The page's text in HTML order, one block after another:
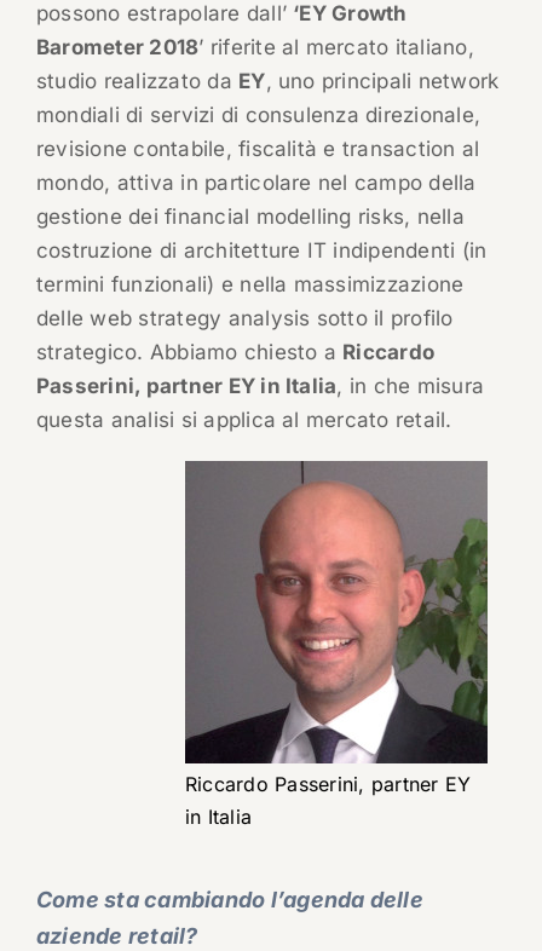
possono estrapolare dall’ ‘EY Growth
Barometer 2018’ riferite al mercato italiano,
studio realizzato da EY, uno principali network
mondiali di servizi di consulenza direzionale,
revisione contabile, fiscalità e transaction al
mondo, attiva in particolare nel campo della
gestione dei financial modelling risks, nella
costruzione di architetture IT indipendenti (in
termini funzionali) e nella massimizzazione
delle web strategy analysis sotto il profilo
strategico. Abbiamo chiesto a Riccardo
Passerini, partner EY in Italia, in che misura
questa analisi si applica al mercato retail.
Riccardo Passerini, partner EY
in Italia
Come sta cambiando l’agenda delle
aziende retail?